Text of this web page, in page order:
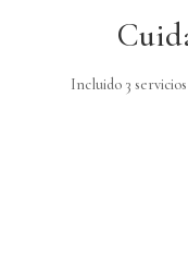
Incluido 3